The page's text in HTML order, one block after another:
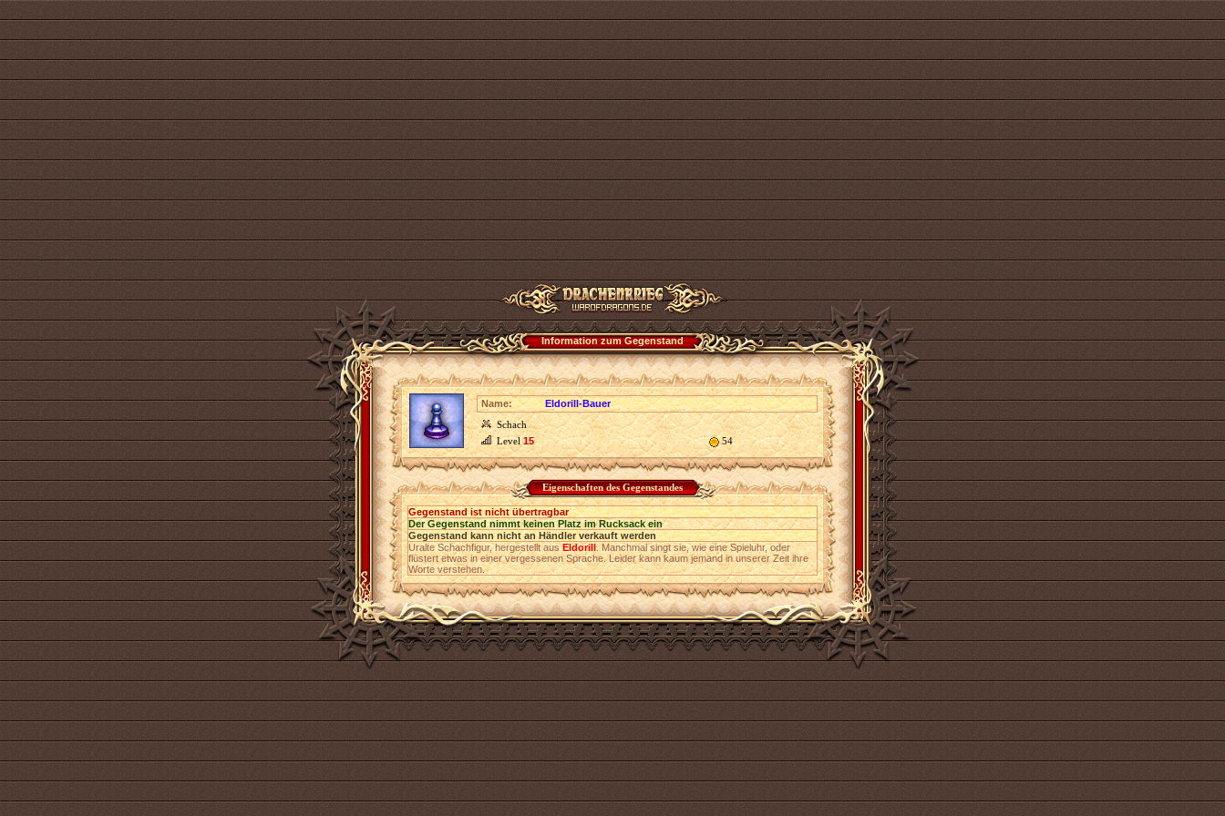
Information zum Gegenstand
Name:
Eldorill-Bauer
Schach
Level15 54
Eigenschaften des Gegenstandes
Gegenstand ist nicht übertragbar
Der Gegenstand nimmt keinen Platz im Rucksack ein
Gegenstand kann nicht an Händler verkauft werden
Uralte Schachfigur, hergestellt ausEldorill. Manchmal singt sie, wie eine Spieluhr, oder
flüstert etwas in einer vergessenen Sprache. Leider kann kaum jemand in unserer Zeit ihre
Worte verstehen.